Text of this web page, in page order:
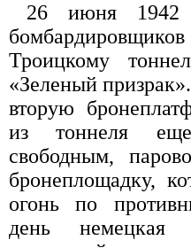
26 июня 1942
Троицкому
«Зеленый
вторую
из тоннеля
свободным,
бронеплощадку,
огонь по
день немецкая